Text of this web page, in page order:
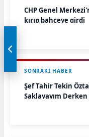
CHP Genel
kırıp bahçeye girdi
SONRAKI HABER
Şef Tahir Tekin
Saklayayım